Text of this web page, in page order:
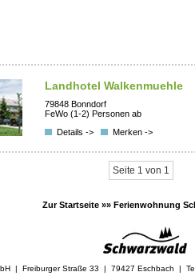
Landhotel Walkenmuehle
79848 Bonndorf
FeWo (1-2) Personen ab
Details ->
Merken ->
Seite 1 von 1
Zur Startseite »» Ferienwohnung
| Freiburger Straße 33 | 79427 Eschbach |